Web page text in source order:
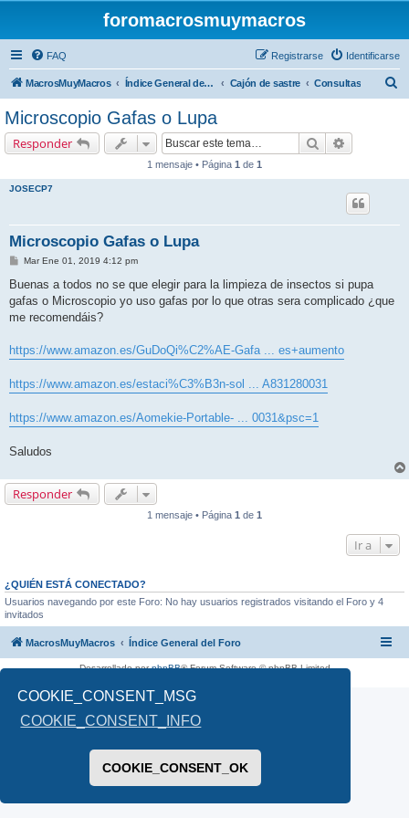
COOKIE_CONSENT_MSG
COOKIE_CONSENT_INFO
COOKIE_CONSENT_OK
foromacrosmuymacros
FAQ Identificarse
Registrarse
MacrosMuyMacros Índice General del Foro Cajón de sastre Consultas
Microscopio Gafas o Lupa
Responder Buscar
1 mensaje • Página 1 de 1
JOSECP7
Microscopio Gafas o Lupa
M
n
a
j
Mar Ene 01, 2019 4:12 pm
Buenas a todos no se que elegir para la limpieza de insectos si pupa
gafas o Microscopio yo uso gafas por lo que otras sera complicado ¿que
me recomendáis?
https://www.amazon.es/GuDoQi%C2%AE-Gafa ... es+aumento
https://www.amazon.es/estaci%C3%B3n-sol ... A831280031
https://www.amazon.es/Aomekie-Portable- ... 0031&psc=1
Saludos
Responder
1 mensaje • Página 1 de 1
Ir a
¿QUIÉN ESTÁ CONECTADO?
Usuarios navegando por este Foro: No hay usuarios registrados visitando el Foro y 4
invitados
MacrosMuyMacros Índice General del Foro
Desarrollado porphpBB® Forum Software © phpBB Limited